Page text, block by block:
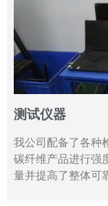
测试仪器
我公司配备了各种
碳纤维产品进行强
量并提高了整体可